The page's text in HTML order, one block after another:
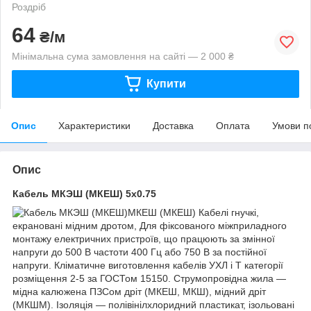
Роздріб
64 ₴/м
Мінімальна сума замовлення на сайті — 2 000 ₴
Купити
Опис Характеристики Доставка Оплата Умови
Опис
Кабель МКЭШ (МКЕШ) 5х0.75
МКЕШ (МКЕШ) Кабелі гнучкі,
екрановані мідним дротом, Для фіксованого міжприладного
монтажу електричних пристроїв, що працюють за змінної
напруги до 500 В частоти 400 Гц або 750 В за постійної
напруги. Кліматичне виготовлення кабелів УХЛ і Т категорії
розміщення 2-5 за ГОСТом 15150. Струмопровідна жила —
мідна калюжена ПЗСом дріт (МКЕШ, МКШ), мідний дріт
(МКШМ). Ізоляція — полівінілхлоридний пластикат, ізольовані